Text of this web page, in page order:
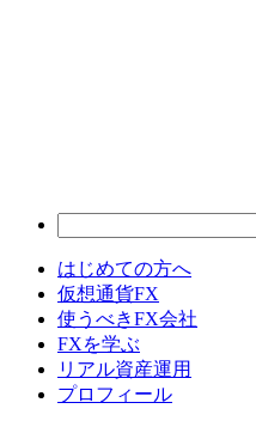
はじめての方へ
仮想通貨FX
使うべきFX会社
FXを学ぶ
リアル資産運用
プロフィール